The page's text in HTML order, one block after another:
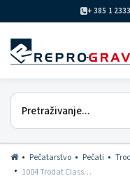
+ 385 1
Pečatarstvo Pečati
1004 Trodat Classic datumar